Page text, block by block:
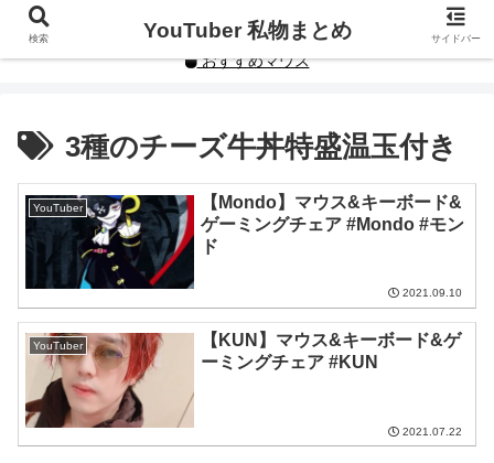
YouTuberや人気インフルエンサーの私物まとめです。
おすすめマウス
3種のチーズ牛丼特盛温玉付き
YouTuber
【Mondo】マウス&キーボード&
ゲーミングチェア #Mondo #モン
ド
2021.09.10
YouTuber
【KUN】マウス&キーボード&ゲ
ーミングチェア #KUN
2021.07.22
検索 YouTuber 私物まとめ サイドバー